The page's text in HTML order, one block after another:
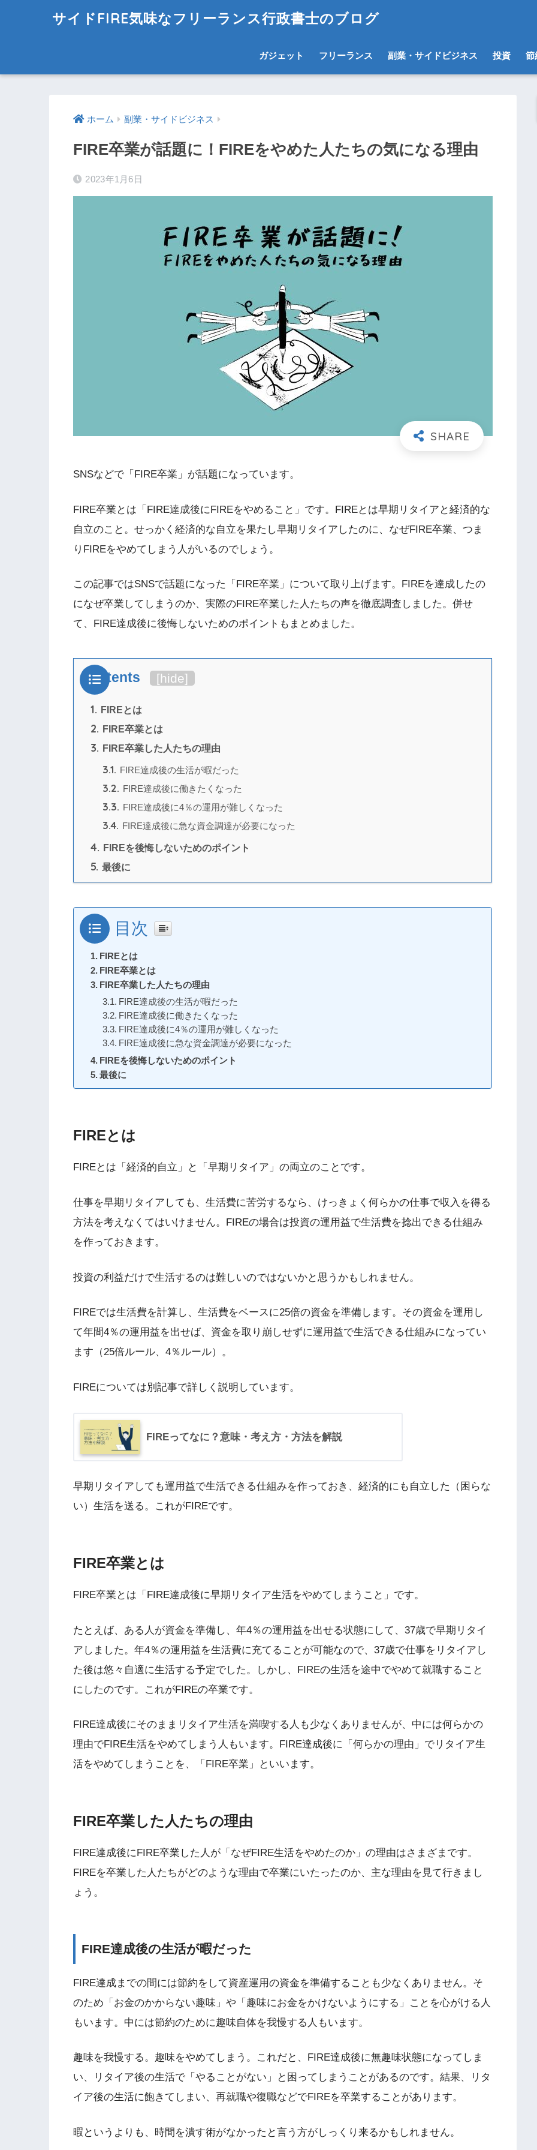
サイドFIRE気味なフリーランス行政書士のブログ
ガジェット フリーランス 副業・サイドビジネス 投資 節
ホーム 副業・サイドビジネス
FIRE卒業が話題に！FIREをやめた人たちの気になる理由
2023年1月6日
SNSなどで「FIRE卒業」が話題になっています。
FIRE卒業とは「FIRE達成後にFIREをやめること」です。FIREとは早期リタイアと経済的な
自立のこと。せっかく経済的な自立を果たし早期リタイアしたのに、なぜFIRE卒業、つま
りFIREをやめてしまう人がいるのでしょう。
この記事ではSNSで話題になった「FIRE卒業」について取り上げます。FIREを達成したの
になぜ卒業してしまうのか、実際のFIRE卒業した人たちの声を徹底調査しました。併せ
て、FIRE達成後に後悔しないためのポイントもまとめました。
Contents [hide]
1. FIREとは
2. FIRE卒業とは
3. FIRE卒業した人たちの理由
3.1. FIRE達成後の生活が暇だった
3.2. FIRE達成後に働きたくなった
3.3. FIRE達成後に4％の運用が難しくなった
3.4. FIRE達成後に急な資金調達が必要になった
4. FIREを後悔しないためのポイント
5. 最後に
目次
FIREとは
FIRE卒業とは
FIRE卒業した人たちの理由
FIRE達成後の生活が暇だった
FIRE達成後に働きたくなった
FIRE達成後に4％の運用が難しくなった
FIRE達成後に急な資金調達が必要になった
FIREを後悔しないためのポイント
最後に
FIREとは
FIREとは「経済的自立」と「早期リタイア」の両立のことです。
仕事を早期リタイアしても、生活費に苦労するなら、けっきょく何らかの仕事で収入を得る
方法を考えなくてはいけません。FIREの場合は投資の運用益で生活費を捻出できる仕組み
を作っておきます。
投資の利益だけで生活するのは難しいのではないかと思うかもしれません。
FIREでは生活費を計算し、生活費をベースに25倍の資金を準備します。その資金を運用し
て年間4％の運用益を出せば、資金を取り崩しせずに運用益で生活できる仕組みになってい
ます（25倍ルール、4％ルール）。
FIREについては別記事で詳しく説明しています。
FIREってなに？意味・考え方・方法を解説
早期リタイアしても運用益で生活できる仕組みを作っておき、経済的にも自立した（困らな
い）生活を送る。これがFIREです。
FIRE卒業とは
FIRE卒業とは「FIRE達成後に早期リタイア生活をやめてしまうこと」です。
たとえば、ある人が資金を準備し、年4％の運用益を出せる状態にして、37歳で早期リタイ
アしました。年4％の運用益を生活費に充てることが可能なので、37歳で仕事をリタイアし
た後は悠々自適に生活する予定でした。しかし、FIREの生活を途中でやめて就職すること
にしたのです。これがFIREの卒業です。
FIRE達成後にそのままリタイア生活を満喫する人も少なくありませんが、中には何らかの
理由でFIRE生活をやめてしまう人もいます。FIRE達成後に「何らかの理由」でリタイア生
活をやめてしまうことを、「FIRE卒業」といいます。
FIRE卒業した人たちの理由
FIRE達成後にFIRE卒業した人が「なぜFIRE生活をやめたのか」の理由はさまざまです。
FIREを卒業した人たちがどのような理由で卒業にいたったのか、主な理由を見て行きまし
ょう。
FIRE達成後の生活が暇だった
FIRE達成までの間には節約をして資産運用の資金を準備することも少なくありません。そ
のため「お金のかからない趣味」や「趣味にお金をかけないようにする」ことを心がける人
もいます。中には節約のために趣味自体を我慢する人もいます。
趣味を我慢する。趣味をやめてしまう。これだと、FIRE達成後に無趣味状態になってしま
い、リタイア後の生活で「やることがない」と困ってしまうことがあるのです。結果、リタ
イア後の生活に飽きてしまい、再就職や復職などでFIREを卒業することがあります。
暇というよりも、時間を潰す術がなかったと言う方がしっくり来るかもしれません。